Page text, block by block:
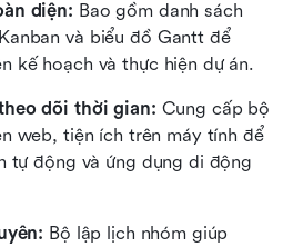
diện: Bao gồm danh sách
và biểu đồ Gantt để
kế hoạch và thực hiện dự án.
dõi thời gian: Cung cấp bộ
web, tiện ích trên máy tính để
tự động và ứng dụng di động
Bộ lập lịch nhóm giúp